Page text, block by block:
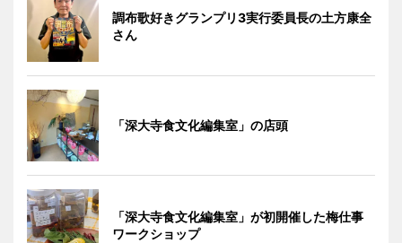
調布歌好きグランプリ3実行委員長の土方康全
さん
「深大寺食文化編集室」の店頭
「深大寺食文化編集室」が初開催した梅仕事
ワークショップ